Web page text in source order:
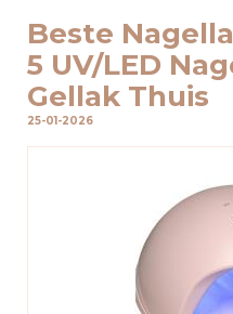
Beste
5 UV/LED
Gellak Thuis
25-01-2026